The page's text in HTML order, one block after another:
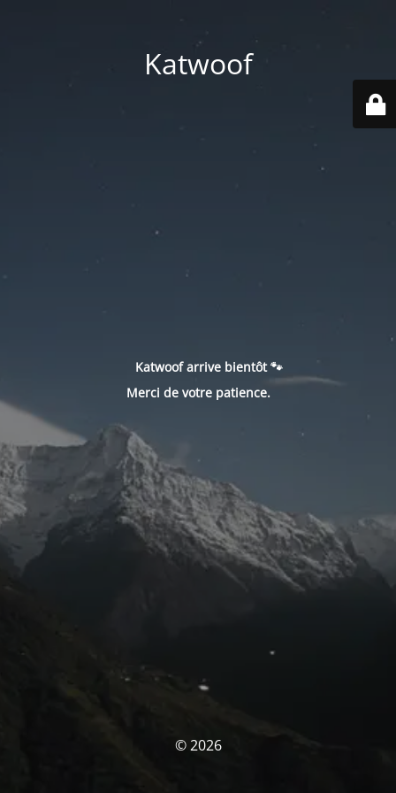
Katwoof
Katwoof arrive bientôt 🐾
Merci de votre patience.
© 2026